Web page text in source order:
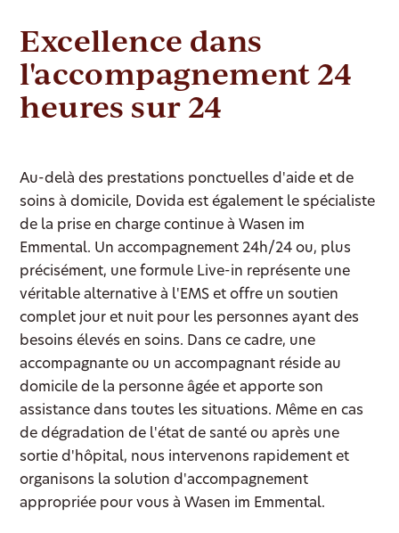
Excellence dans
l'accompagnement 24
heures sur 24
Au-delà des prestations ponctuelles d'aide et de
soins à domicile, Dovida est également le spécialiste
de la prise en charge continue à Wasen im
Emmental. Un accompagnement 24h/24 ou, plus
précisément, une formule Live-in représente une
véritable alternative à l'EMS et offre un soutien
complet jour et nuit pour les personnes ayant des
besoins élevés en soins. Dans ce cadre, une
accompagnante ou un accompagnant réside au
domicile de la personne âgée et apporte son
assistance dans toutes les situations. Même en cas
de dégradation de l'état de santé ou après une
sortie d'hôpital, nous intervenons rapidement et
organisons la solution d'accompagnement
appropriée pour vous à Wasen im Emmental.